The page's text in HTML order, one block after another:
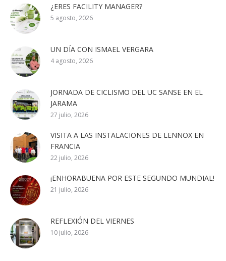
¿ERES FACILITY MANAGER?
5 agosto, 2026
UN DÍA CON ISMAEL VERGARA
4 agosto, 2026
JORNADA DE CICLISMO DEL UC SANSE EN EL
JARAMA
27 julio, 2026
VISITA A LAS INSTALACIONES DE LENNOX EN
FRANCIA
22 julio, 2026
¡ENHORABUENA POR ESTE SEGUNDO MUNDIAL!
21 julio, 2026
REFLEXIÓN DEL VIERNES
10 julio, 2026